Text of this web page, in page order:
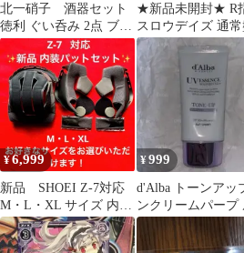
北一硝子 酒器セット
徳利 ぐい呑み 2点 ブル
ー ガラス
★新品未開封★ R
スロウデイズ 通常
¥6,999
新品 SHOEI Z-7対応
M・L・XL サイズ 内装
パットセット
¥999
d'Alba トーンアッ
ンクリームパープ
50ml